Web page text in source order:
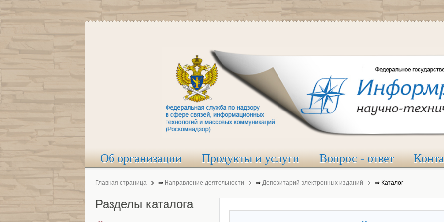
Об организации Продукты и услуги Вопрос - ответ
Главная страница ⇒ Направление деятельности ⇒ Депозитарий электронных изданий ⇒ Каталог
Разделы каталога